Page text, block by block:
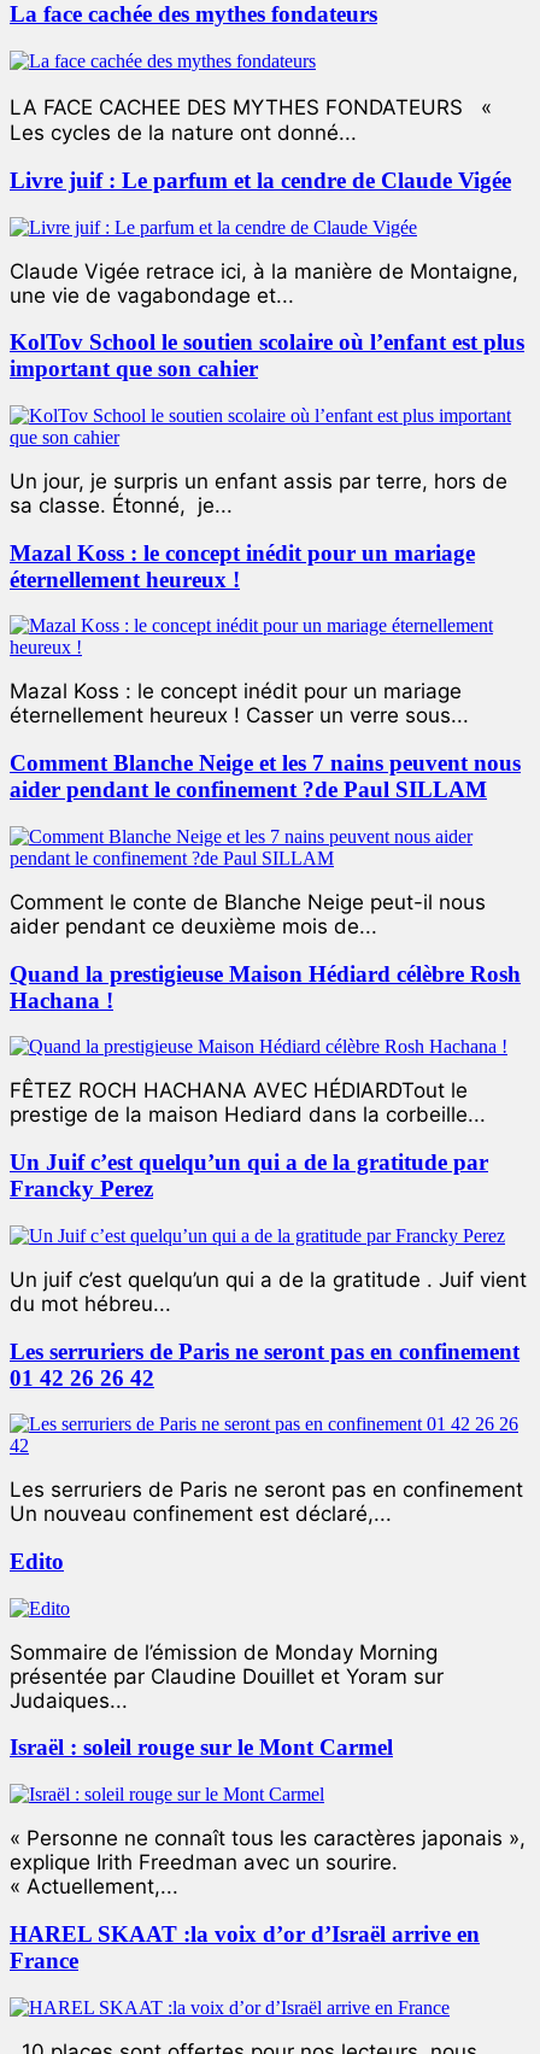
La face cachée des mythes fondateurs
LA FACE CACHEE DES MYTHES FONDATEURS «
Les cycles de la nature ont donné...
Livre juif : Le parfum et la cendre de Claude Vigée
Claude Vigée retrace ici, à la manière de Montaigne,
une vie de vagabondage et...
KolTov School le soutien scolaire où l’enfant est plus
important que son cahier
Un jour, je surpris un enfant assis par terre, hors de
sa classe. Étonné, je...
Mazal Koss : le concept inédit pour un mariage
éternellement heureux !
Mazal Koss : le concept inédit pour un mariage
éternellement heureux ! Casser un verre sous...
Comment Blanche Neige et les 7 nains peuvent nous
aider pendant le confinement ?de Paul SILLAM
Comment le conte de Blanche Neige peut-il nous
aider pendant ce deuxième mois de...
Quand la prestigieuse Maison Hédiard célèbre Rosh
Hachana !
FÊTEZ ROCH HACHANA AVEC HÉDIARDTout le
prestige de la maison Hediard dans la corbeille...
Un Juif c’est quelqu’un qui a de la gratitude par
Francky Perez
Un juif c’est quelqu’un qui a de la gratitude . Juif vient
du mot hébreu...
Les serruriers de Paris ne seront pas en confinement
01 42 26 26 42
Les serruriers de Paris ne seront pas en confinement
Un nouveau confinement est déclaré,...
Edito
Sommaire de l’émission de Monday Morning
présentée par Claudine Douillet et Yoram sur
Judaiques...
Israël : soleil rouge sur le Mont Carmel
« Personne ne connaît tous les caractères japonais »,
explique Irith Freedman avec un sourire.
« Actuellement,...
HAREL SKAAT :la voix d’or d’Israël arrive en
France